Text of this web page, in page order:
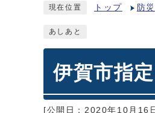
現在位置 トップ 防
あしあと
伊賀市指
[公開日：2020年10月16